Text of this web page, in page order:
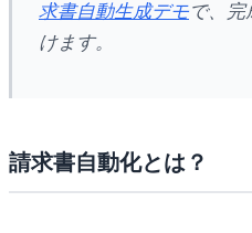
求書自動生成デモで、
けます。
請求書自動化とは？